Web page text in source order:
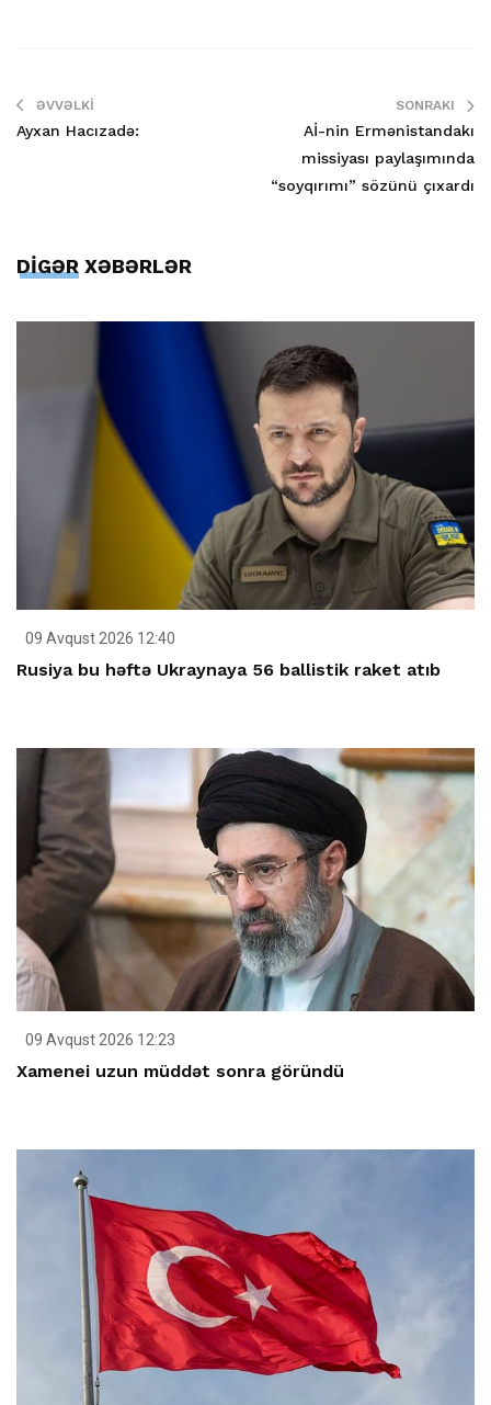
ƏVVƏLKI
Ayxan Hacızadə:
SONRAKI
Aİ-nin Ermənistandakı
missiyası paylaşımında
“soyqırımı” sözünü çıxardı
DİGƏR XƏBƏRLƏR
09 Avqust 2026 12:40
Rusiya bu həftə Ukraynaya 56 ballistik raket atıb
09 Avqust 2026 12:23
Xamenei uzun müddət sonra göründü